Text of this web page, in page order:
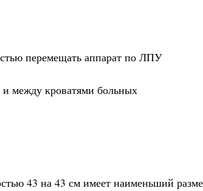
перемещать аппарат по ЛПУ
и между кроватями больных
43 на 43 см имеет наименьший